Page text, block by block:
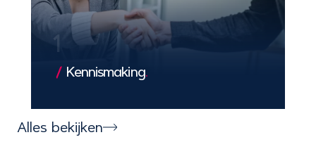
1
Kennismaking.
een exclusieve en succesvolle
Alles bekijken